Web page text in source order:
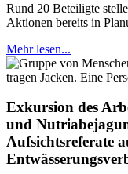
Rund 20 Beteiligte
Aktionen bereits in
Mehr lesen...
Exkursion des
und
Aufsichtsreferate